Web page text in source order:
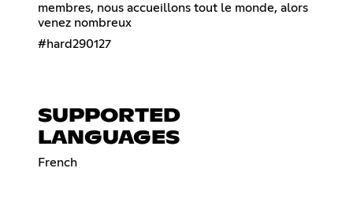
membres, nous accueillons tout le monde, alors
venez nombreux
#hard290127
SUPPORTED
LANGUAGES
French